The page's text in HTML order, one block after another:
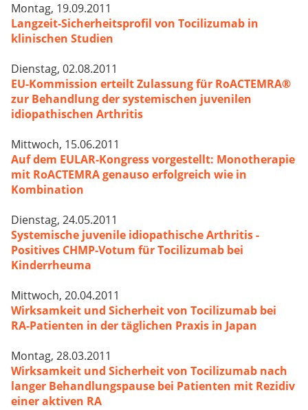
Montag, 19.09.2011
Langzeit-Sicherheitsprofil von Tocilizumab in
klinischen Studien
Dienstag, 02.08.2011
EU-Kommission erteilt Zulassung für RoACTEMRA®
zur Behandlung der systemischen juvenilen
idiopathischen Arthritis
Mittwoch, 15.06.2011
Auf dem EULAR-Kongress vorgestellt: Monotherapie
mit RoACTEMRA genauso erfolgreich wie in
Kombination
Dienstag, 24.05.2011
Systemische juvenile idiopathische Arthritis -
Positives CHMP-Votum für Tocilizumab bei
Kinderrheuma
Mittwoch, 20.04.2011
Wirksamkeit und Sicherheit von Tocilizumab bei
RA-Patienten in der täglichen Praxis in Japan
Montag, 28.03.2011
Wirksamkeit und Sicherheit von Tocilizumab nach
langer Behandlungspause bei Patienten mit Rezidiv
einer aktiven RA